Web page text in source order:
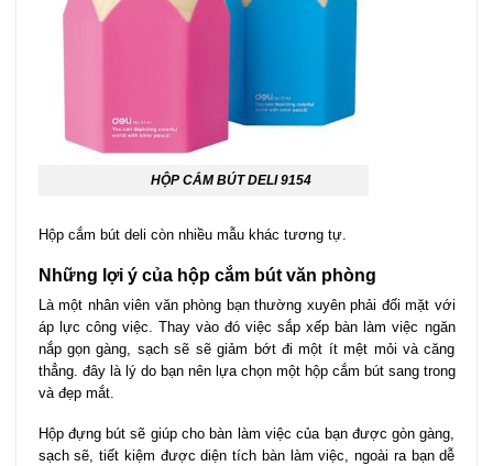
HỘP CẮM BÚT DELI 9154
Hộp cắm bút deli còn nhiều mẫu khác tương tự.
Những lợi ý của hộp cắm bút văn phòng
Là một nhân viên văn phòng bạn thường xuyên phải đối mặt với
áp lực công việc. Thay vào đó việc sắp xếp bàn làm việc ngăn
nắp gọn gàng, sạch sẽ sẽ giảm bớt đi một ít mệt mỏi và căng
thẳng. đây là lý do bạn nên lựa chọn một hộp cắm bút sang trong
và đẹp mắt.
Hộp đựng bút sẽ giúp cho bàn làm việc của bạn được gòn gàng,
sạch sẽ, tiết kiệm được diện tích bàn làm việc, ngoài ra bạn dễ